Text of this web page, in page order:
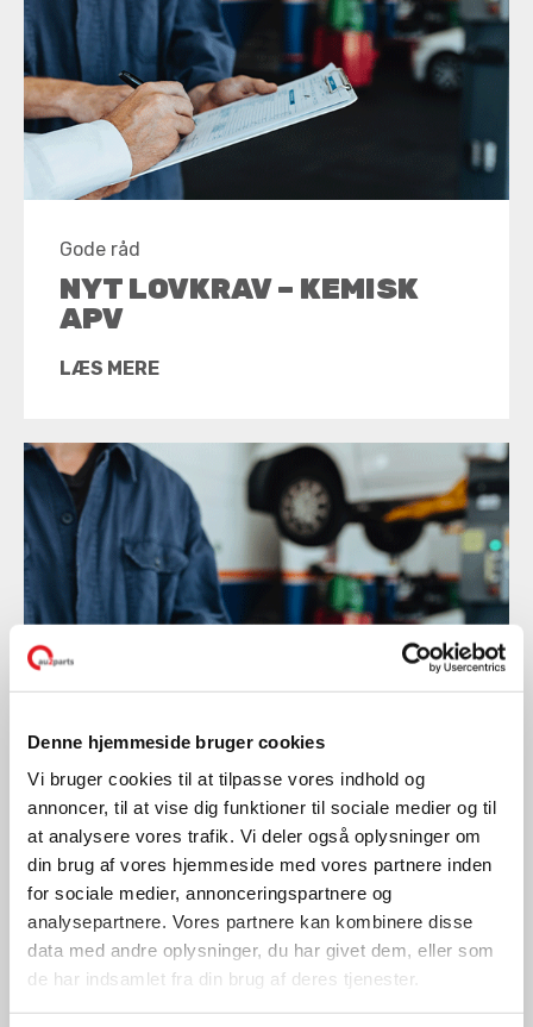
Denne hjemmeside bruger cookies
Vi bruger cookies til at tilpasse vores indhold og
annoncer, til at vise dig funktioner til sociale medier og til
at analysere vores trafik. Vi deler også oplysninger om
din brug af vores hjemmeside med vores partnere inden
for sociale medier, annonceringspartnere og
analysepartnere. Vores partnere kan kombinere disse
data med andre oplysninger, du har givet dem, eller som
de har indsamlet fra din brug af deres tjenester.
Gode råd
NYT LOVKRAV – KEMISK
APV
LÆS MERE
Gode råd
RISIKOBASERET
TILSYNSBESØG
LÆS MERE